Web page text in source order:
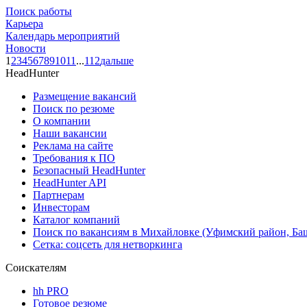
Поиск работы
Карьера
Календарь мероприятий
Новости
1 234567891011 ...112дальше
HeadHunter
Размещение вакансий
Поиск по резюме
О компании
Наши вакансии
Реклама на сайте
Требования к ПО
Безопасный HeadHunter
HeadHunter API
Партнерам
Инвесторам
Каталог компаний
Поиск по вакансиям в Михайловке (Уфимский район,
Сетка: соцсеть для нетворкинга
Соискателям
hh PRO
Готовое резюме